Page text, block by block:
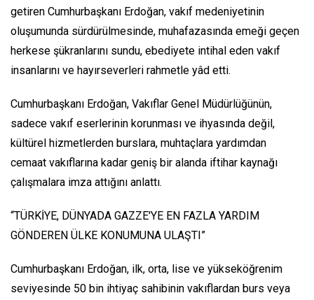
getiren Cumhurbaşkanı Erdoğan, vakıf medeniyetinin
oluşumunda sürdürülmesinde, muhafazasında emeği geçen
herkese şükranlarını sundu, ebediyete intihal eden vakıf
insanlarını ve hayırseverleri rahmetle yâd etti.
Cumhurbaşkanı Erdoğan, Vakıflar Genel Müdürlüğünün,
sadece vakıf eserlerinin korunması ve ihyasında değil,
kültürel hizmetlerden burslara, muhtaçlara yardımdan
cemaat vakıflarına kadar geniş bir alanda iftihar kaynağı
çalışmalara imza attığını anlattı.
“TÜRKİYE, DÜNYADA GAZZE'YE EN FAZLA YARDIM
GÖNDEREN ÜLKE KONUMUNA ULAŞTI”
Cumhurbaşkanı Erdoğan, ilk, orta, lise ve yükseköğrenim
seviyesinde 50 bin ihtiyaç sahibinin vakıflardan burs veya